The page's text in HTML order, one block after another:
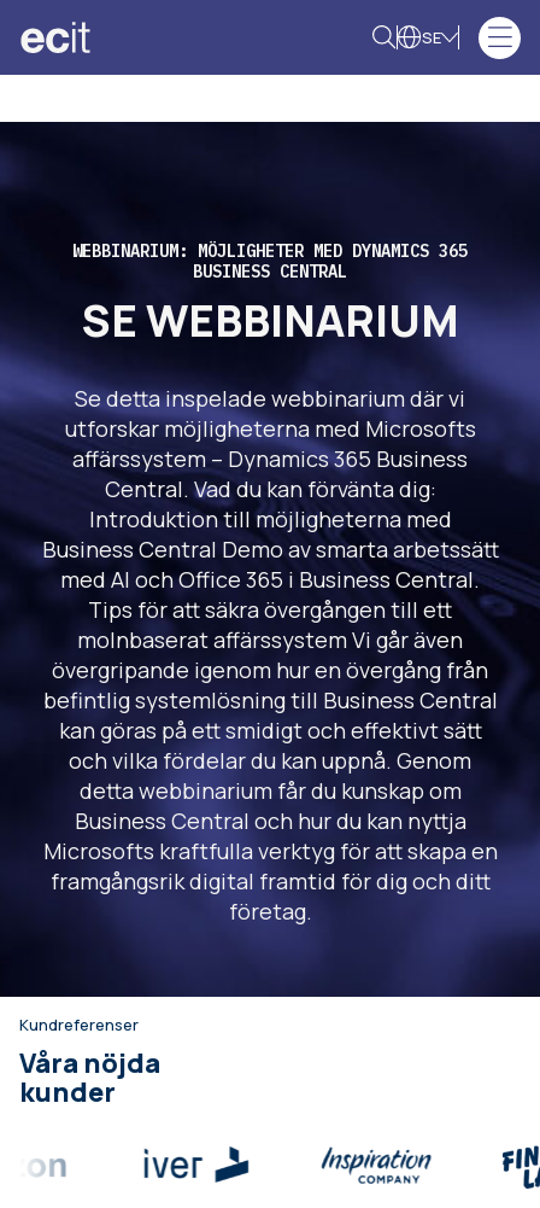
SE
WEBBINARIUM: MÖJLIGHETER MED DYNAMICS 365
BUSINESS CENTRAL
SE WEBBINARIUM
Se detta inspelade webbinarium där vi
utforskar möjligheterna med Microsofts
affärssystem – Dynamics 365 Business
Central. Vad du kan förvänta dig:
Introduktion till möjligheterna med
Business Central Demo av smarta arbetssätt
med AI och Office 365 i Business Central.
Tips för att säkra övergången till ett
molnbaserat affärssystem Vi går även
övergripande igenom hur en övergång från
befintlig systemlösning till Business Central
kan göras på ett smidigt och effektivt sätt
och vilka fördelar du kan uppnå. Genom
detta webbinarium får du kunskap om
Business Central och hur du kan nyttja
Microsofts kraftfulla verktyg för att skapa en
framgångsrik digital framtid för dig och ditt
företag.
Kundreferenser
Våra nöjda
kunder